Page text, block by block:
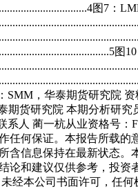
图7：
图
，华泰期货研究院
货研究院 本期分析研究
系人 蔺一杭从业资格号
任何保证。本报告所载
含信息保持在最新状态
论和建议仅供参考，投
经本公司书面许可，任